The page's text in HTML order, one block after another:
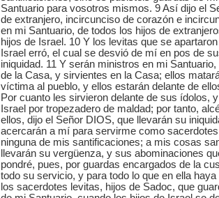
Santuario para vosotros mismos. 9 Así dijo el
de extranjero, incircunciso de corazón e
en mi Santuario, de todos los hijos de
hijos de Israel. 10 Y los levitas que se
Israel erró, el cual se desvió de mí en pos de
iniquidad. 11 Y serán ministros en mi
de la Casa, y sirvientes en la Casa; ellos
víctima al pueblo, y ellos estarán delante de
Por cuanto les sirvieron delante de sus ídolos,
Israel por tropezadero de maldad; por tanto,
ellos, dijo el Señor DIOS, que llevarán su
acercarán a mí para servirme como
ninguna de mis santificaciones; a mis cosas
llevarán su vergüenza, y sus abominaciones
pondré, pues, por guardas encargados de la
todo su servicio, y para todo lo que en ella
los sacerdotes levitas, hijos de Sadoc, que